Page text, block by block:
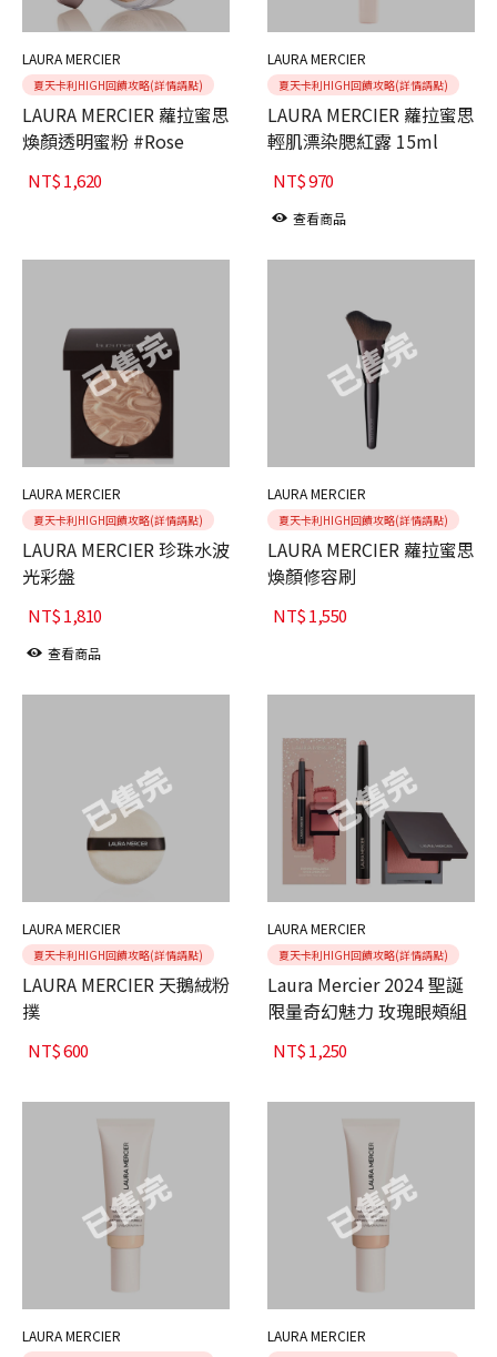
LAURA MERCIER
夏天卡利HIGH回饋攻略(詳情請點)
LAURA MERCIER 蘿拉蜜思
煥顏透明蜜粉 #Rose
NT$1,620
LAURA MERCIER
夏天卡利HIGH回饋攻略(詳情請點)
LAURA MERCIER 蘿拉蜜思
輕肌漂染腮紅露 15ml
NT$970
查看商品
LAURA MERCIER
夏天卡利HIGH回饋攻略(詳情請點)
LAURA MERCIER 珍珠水波
光彩盤
NT$1,810
查看商品
LAURA MERCIER
夏天卡利HIGH回饋攻略(詳情請點)
LAURA MERCIER 蘿拉蜜思
煥顏修容刷
NT$1,550
LAURA MERCIER
夏天卡利HIGH回饋攻略(詳情請點)
LAURA MERCIER 天鵝絨粉
撲
NT$600
LAURA MERCIER
夏天卡利HIGH回饋攻略(詳情請點)
Laura Mercier 2024 聖誕
限量奇幻魅力 玫瑰眼頰組
NT$1,250
LAURA MERCIER LAURA MERCIER